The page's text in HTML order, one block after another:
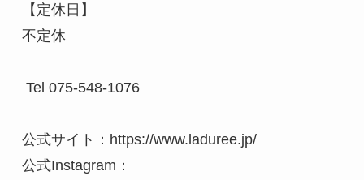
【定休日】
不定休
Tel 075-548-1076
公式サイト：https://www.laduree.jp/
公式Instagram：